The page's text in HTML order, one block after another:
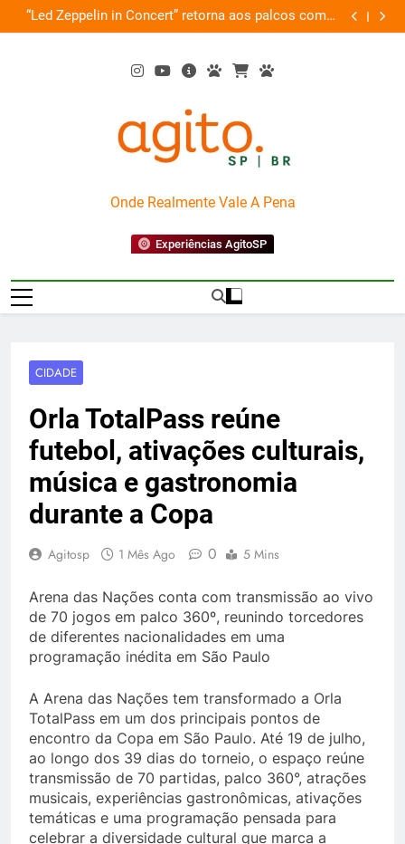
Skip
to
“Led Zeppelin in Concert” retorna aos palcos com a
Nova Orquestra
Cobasi
AgitoSP
Onde Realmente Vale A Pena
Experiências AgitoSP
CIDADE
Orla TotalPass reúne
futebol, ativações culturais,
música e gastronomia
durante a Copa
Agitosp 1 Mês Ago 0 5 Mins
Arena das Nações conta com transmissão ao vivo
de 70 jogos em palco 360º, reunindo torcedores
de diferentes nacionalidades em uma
programação inédita em São Paulo
A Arena das Nações tem transformado a Orla
TotalPass em um dos principais pontos de
encontro da Copa em São Paulo. Até 19 de julho,
ao longo dos 39 dias do torneio, o espaço reúne
transmissão de 70 partidas, palco 360°, atrações
musicais, experiências gastronômicas, ativações
temáticas e uma programação pensada para
celebrar a diversidade cultural que marca a